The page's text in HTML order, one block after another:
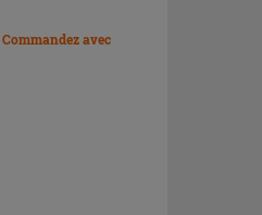
Commandez avec